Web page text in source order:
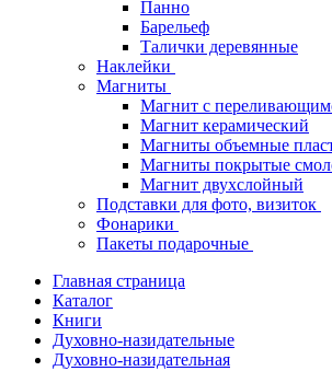
Панно
Барельеф
Талички деревянные
Наклейки
Магниты
Магнит с
Магнит керамический
Магниты объемные
Магниты покрытые
Магнит двухслойный
Подставки для фото, визиток
Фонарики
Пакеты подарочные
Главная страница
Каталог
Книги
Духовно-назидательные
Духовно-назидательная